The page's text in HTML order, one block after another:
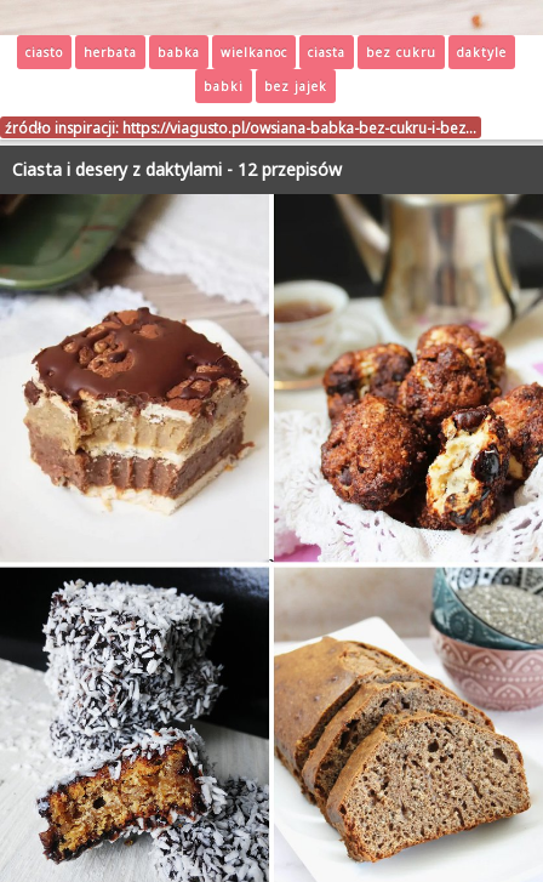
ciasto herbata babka wielkanoc ciasta bez cukru
daktyle
babki
bez jajek
źródło inspiracji: https://viagusto.pl/owsiana-babka-bez-cukru-i-bez…
Ciasta i desery z daktylami - 12 przepisów